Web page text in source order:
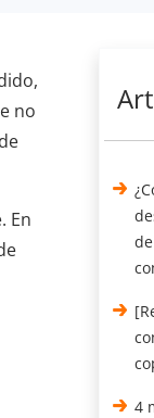
no
En
4